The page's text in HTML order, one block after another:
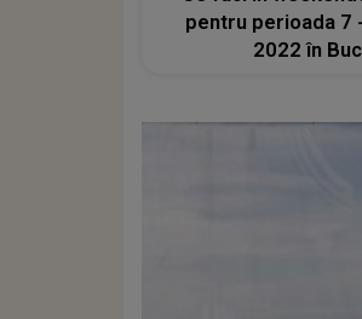
pentru perioada 7
2022 în